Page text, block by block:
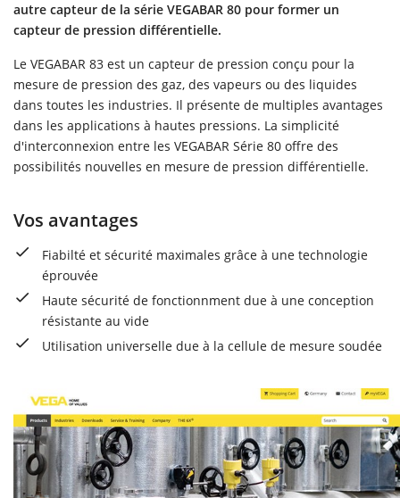
autre capteur de la série VEGABAR 80 pour former un
capteur de pression différentielle.
Le VEGABAR 83 est un capteur de pression conçu pour la
mesure de pression des gaz, des vapeurs ou des liquides
dans toutes les industries. Il présente de multiples avantages
dans les applications à hautes pressions. La simplicité
d'interconnexion entre les VEGABAR Série 80 offre des
possibilités nouvelles en mesure de pression différentielle.
Vos avantages
Fiabilté et sécurité maximales grâce à une technologie
éprouvée
Haute sécurité de fonctionnment due à une conception
résistante au vide
Utilisation universelle due à la cellule de mesure soudée